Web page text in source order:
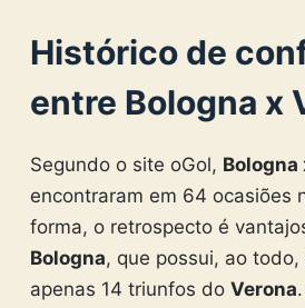
Histórico de
entre Bologna x
Segundo o site oGol, Bologna
encontraram em 64 ocasiões
forma, o retrospecto é
Bologna, que possui, ao
apenas 14 triunfos do Verona